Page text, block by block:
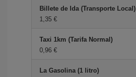
Billete de Ida (Transporte Local)
1,35 €
Taxi 1km (Tarifa Normal)
0,96 €
La Gasolina (1 litro)